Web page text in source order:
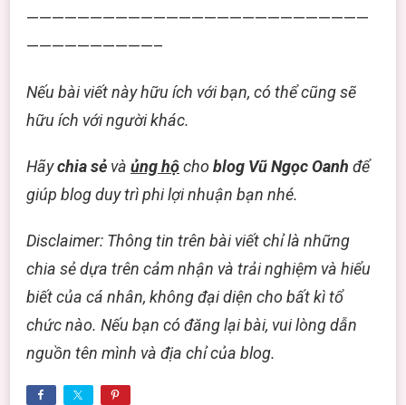
———————————————————————————
——————————–
Nếu bài viết này hữu ích với bạn, có thể cũng sẽ
hữu ích với người khác.
Hãychia sẻ và ủng hộchoblog Vũ Ngọc Oanh để
giúp blog duy trì phi lợi nhuận bạn nhé.
Disclaimer: Thông tin trên bài viết chỉ là những
chia sẻ dựa trên cảm nhận và trải nghiệm và hiểu
biết của cá nhân, không đại diện cho bất kì tổ
chức nào. Nếu bạn có đăng lại bài, vui lòng dẫn
nguồn tên mình và địa chỉ của blog.